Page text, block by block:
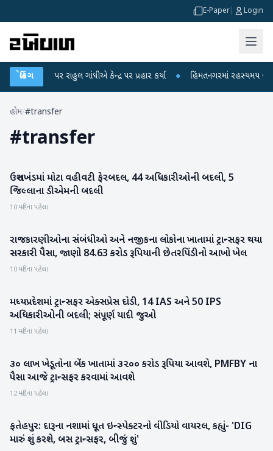
E-Paper Login
બ્રેકિંગ
આરોપો પર રાહુલ ગાંધીએ કેન્દ્ર પર પ્રહાર કર્યા ● હિંમતનગરમાં રહસ્યમય વાયરસ કે
હોમ/#transfer
#transfer
રાષ્ટ્રીય
ઉત્તરાખંડમાં મોટા વહીવટી ફેરબદલ, 44 અધિકારીઓની બદલી, 5
જિલ્લાના ડીએમની બદલી
10 મહિના પહેલા
રાષ્ટ્રીય
રાજકારણીઓના સંબંધીઓ અને નજીકના લોકોના ખાતામાં ટ્રાન્સફર થયા
સરકારી પૈસા, જાણો 84.63 કરોડ રૂપિયાની છેતરપિંડીનો આખો ખેલ
10 મહિના પહેલા
રાષ્ટ્રીય
મધ્યપ્રદેશમાં ટ્રાન્સફર એક્સપ્રેસ દોડી, 14 IAS અને 50 IPS
અધિકારીઓની બદલી; સંપૂર્ણ યાદી જુઓ
11 મહિના પહેલા
રાષ્ટ્રીય
૩૦ લાખ ખેડૂતોના બેંક ખાતામાં ૩૨૦૦ કરોડ રૂપિયા આવશે, PMFBY ના
પૈસા આજે ટ્રાન્સફર કરવામાં આવશે
12 મહિના પહેલા
રાષ્ટ્રીય
ફતેહપુર: દારૂના નશામાં ધૂત ઇન્સ્પેક્ટરનો વીડિયો વાયરલ, કહ્યું- 'DIG
મારું શું કરશે, બસ ટ્રાન્સફર, બીજું શું'